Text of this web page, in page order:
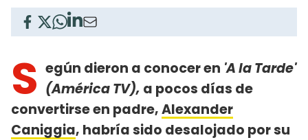
S egún dieron a conocer en 'A la Tarde'
(América TV), a pocos días de
convertirse en padre,Alexander
Caniggia, habría sido desalojado por su